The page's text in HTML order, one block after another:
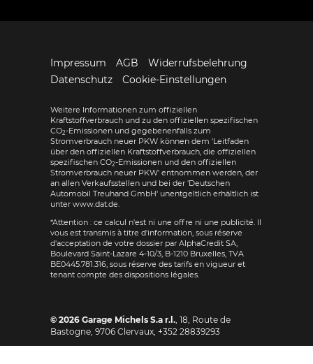
Impressum AGB
Widerrufsbelehrung
Datenschutz
Cookie-Einstellungen
Weitere Informationen zum offiziellen
Kraftstoffverbrauch und zu den offiziellen spezifischen
CO2-Emissionen und gegebenenfalls zum
Stromverbrauch neuer PKW können dem 'Leitfaden
über den offiziellen Kraftstoffverbrauch, die offiziellen
spezifischen CO2-Emissionen und den offiziellen
Stromverbrauch neuer PKW' entnommen werden, der
an allen Verkaufsstellen und bei der 'Deutschen
Automobil Treuhand GmbH' unentgeltlich erhältlich ist
unter www.dat.de.
*Attention : ce calcul n'est ni une offre ni une publicité. Il
vous est transmis à titre d'information, sous réserve
d'acceptation de votre dossier par AlphaCredit SA,
Boulevard Saint-Lazare 4-10/3, B-1210 Bruxelles, TVA
BE0445.781.316, sous réserve des tarifs en vigueur et
tenant compte des dispositions légales.
© 2026 Garage Michels S.a r.l., 18, Route de
Bastogne, 9706 Clervaux, +352 28839293